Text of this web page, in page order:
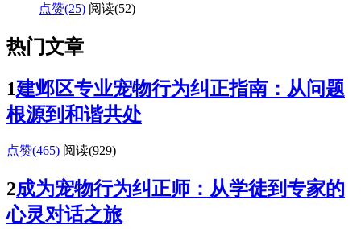
点赞(25) 阅读(52)
热门文章
1建邺区专业宠物行为纠正指南：从问题
根源到和谐共处
点赞(465) 阅读(929)
2成为宠物行为纠正师：从学徒到专家的
心灵对话之旅